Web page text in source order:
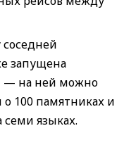
запущена
— на ней можно
100 памятниках и
семи языках.